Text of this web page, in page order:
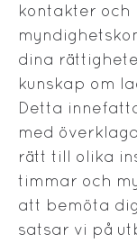
kontakter och
dina
kunskap om
Detta
med
rätt till olika
timmar och
att bemöta
satsar vi på